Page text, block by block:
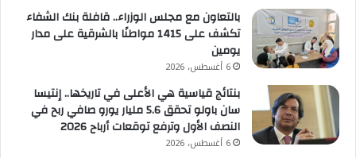
بالتعاون مع مجلس الوزراء.. قافلة بنك الشفاء
تكشف على 1415 مواطنًا بالشرقية على مدار
يومين
6 أغسطس، 2026
بنتائج قياسية هي الأعلى في تاريخها.. إنتيسا
سان باولو تحقق 5.6 مليار يورو صافي ربح في
النصف الأول وترفع توقعات أرباح 2026
6 أغسطس، 2026